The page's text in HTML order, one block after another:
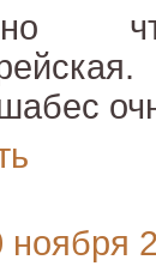
ноября